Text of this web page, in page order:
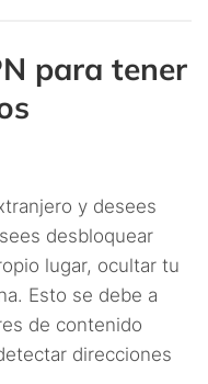
para tener
y desees
desbloquear
lugar, ocultar tu
Esto se debe a
de contenido
direcciones